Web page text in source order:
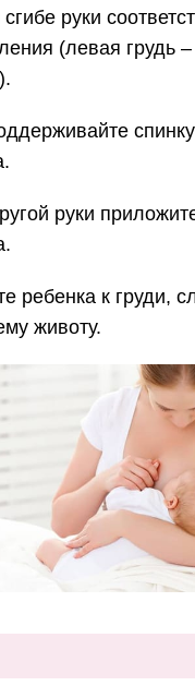
руки
(левая грудь
руки
ребенка к груди,
животу.